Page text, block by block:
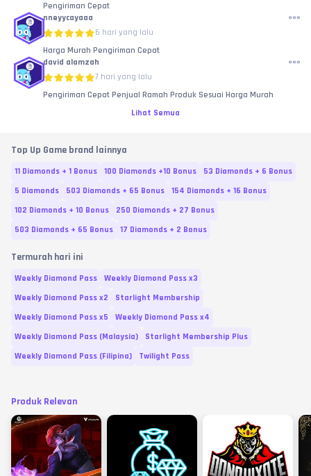
Pengiriman Cepat
nneyycayaaa
6 hari yang lalu
Harga Murah Pengiriman Cepat
david alamzah
7 hari yang lalu
Pengiriman Cepat Penjual Ramah Produk Sesuai Harga Murah
Lihat Semua
Top Up Game brand lainnya
11 Diamonds + 1 Bonus 100 Diamonds +10 Bonus
53 Diamonds + 6 Bonus
5 Diamonds
503 Diamonds + 65 Bonus
154 Diamonds + 16 Bonus
102 Diamonds + 10 Bonus
250 Diamonds + 27 Bonus
503 Diamonds + 65 Bonus
17 Diamonds + 2 Bonus
Termurah hari ini
Weekly Diamond Pass
Weekly Diamond Pass x3
Weekly Diamond Pass x2
Starlight Membership
Weekly Diamond Pass x5
Weekly Diamond Pass x4
Weekly Diamond Pass (Malaysia)
Starlight Membership Plus
Weekly Diamond Pass (Filipina)
Twilight Pass
Produk Relevan